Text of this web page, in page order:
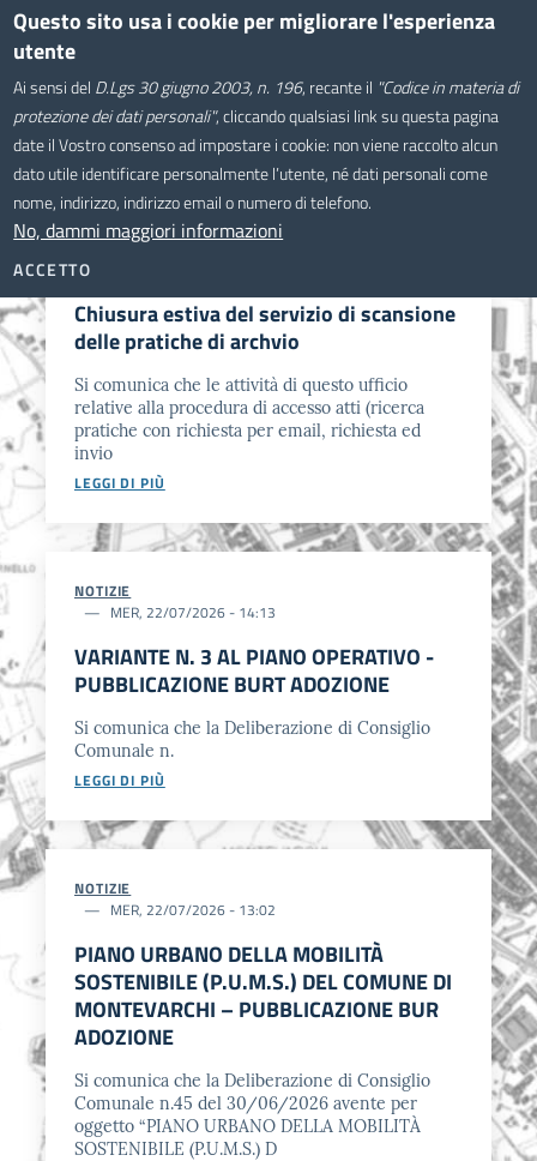
Questo sito usa i cookie per migliorare l'esperienza
utente
Ai sensi del D.Lgs 30 giugno 2003, n. 196, recante il "Codice in materia di
protezione dei dati personali", cliccando qualsiasi link su questa pagina
date il Vostro consenso ad impostare i cookie: non viene raccolto alcun
dato utile identificare personalmente l’utente, né dati personali come
nome, indirizzo, indirizzo email o numero di telefono.
No, dammi maggiori informazioni
ACCETTO
Salta
principale
Comune di Montevarchi
Sistema Informativo
Territoriale
NOTIZIE
Chiusura estiva del servizio di scansione
delle pratiche di archvio
Si comunica che le attività di questo ufficio
relative alla procedura di accesso atti (ricerca
pratiche con richiesta per email, richiesta ed
invio
LEGGI DI PIÙ
NOTIZIE
MER, 22/07/2026 - 14:13
VARIANTE N. 3 AL PIANO OPERATIVO -
PUBBLICAZIONE BURT ADOZIONE
Si comunica che la Deliberazione di Consiglio
Comunale n.
LEGGI DI PIÙ
NOTIZIE
MER, 22/07/2026 - 13:02
PIANO URBANO DELLA MOBILITÀ
SOSTENIBILE (P.U.M.S.) DEL COMUNE DI
MONTEVARCHI – PUBBLICAZIONE BUR
ADOZIONE
Si comunica che la Deliberazione di Consiglio
Comunale n.45 del 30/06/2026 avente per
oggetto “PIANO URBANO DELLA MOBILITÀ
SOSTENIBILE (P.U.M.S.) D